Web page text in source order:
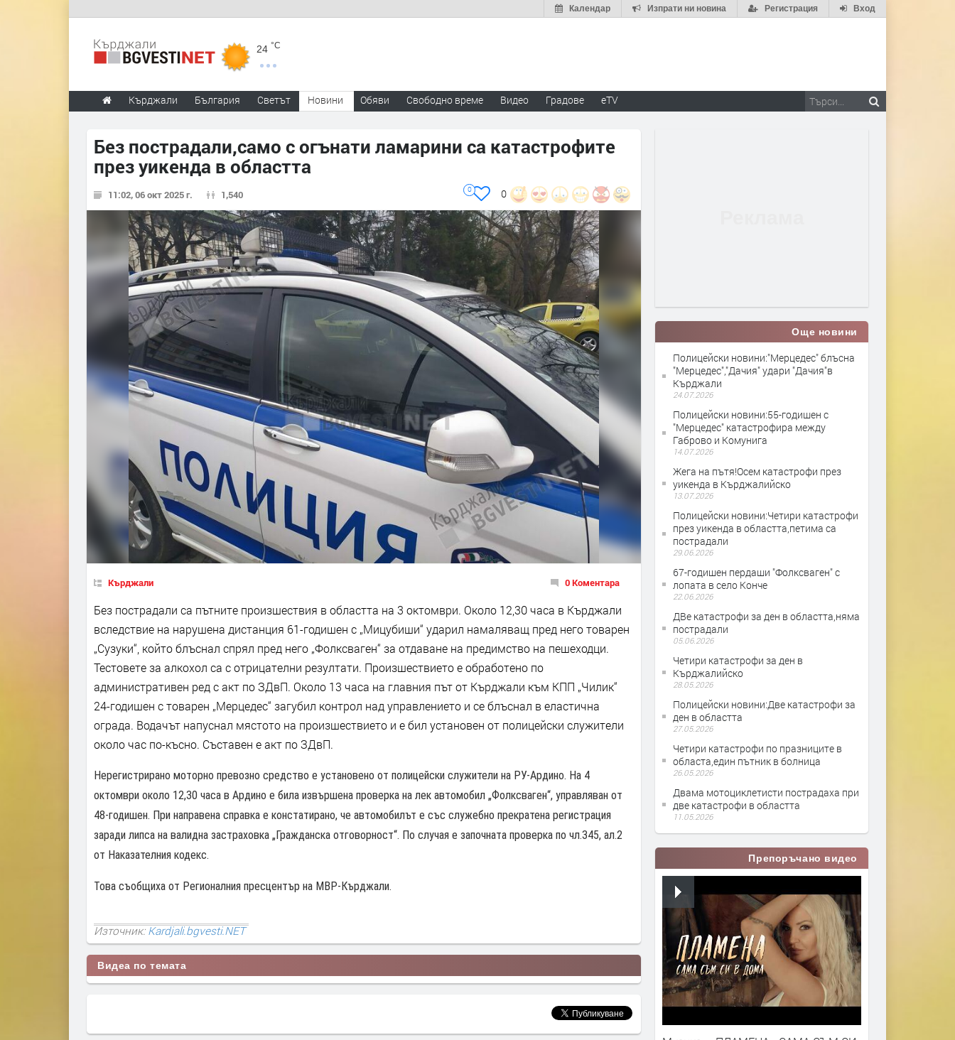
Вход
Регистрация
Изпрати ни новина
Календар
24 °C
Кърджали България Светът Новини Обяви Свободно време Видео Градове eTV
Без пострадали,само с огънати ламарини са катастрофите
през уикенда в областта
11:02, 06 окт 2025 г. 1,540 0
0
Кърджали 0 Коментара
Без пострадали са пътните произшествия в областта на 3 октомври. Около 12,30 часа в Кърджали
вследствие на нарушена дистанция 61-годишен с „Мицубиши“ ударил намаляващ пред него товарен
„Сузуки“, който блъснал спрял пред него „Фолксваген“ за отдаване на предимство на пешеходци.
Тестовете за алкохол са с отрицателни резултати. Произшествието е обработено по
административен ред с акт по ЗДвП. Около 13 часа на главния път от Кърджали към КПП „Чилик“
24-годишен с товарен „Мерцедес“ загубил контрол над управлението и се блъснал в еластична
ограда. Водачът напуснал мястото на произшествието и е бил установен от полицейски служители
около час по-късно. Съставен е акт по ЗДвП.
Нерегистрирано моторно превозно средство е установено от полицейски служители на РУ-Ардино. На 4
октомври около 12,30 часа в Ардино е била извършена проверка на лек автомобил „Фолксваген“, управляван от
48-годишен. При направена справка е констатирано, че автомобилът е със служебно прекратена регистрация
заради липса на валидна застраховка „Гражданска отговорност“. По случая е започната проверка по чл.345, ал.2
от Наказателния кодекс.
Това съобщиха от Регионалния пресцентър на МВР-Кърджали.
Източник:Kardjali.bgvesti.NET
Видеа по темата
Още новини
Полицейски новини:"Мерцедес" блъсна
"Мерцедес","Дачия" удари "Дачия"в
Кърджали
24.07.2026
Полицейски новини:55-годишен с
"Мерцедес" катастрофира между
Габрово и Комунига
14.07.2026
Жега на пътя!Осем катастрофи през
уикенда в Кърджалийско
13.07.2026
Полицейски новини:Четири катастрофи
през уикенда в областта,петима са
пострадали
29.06.2026
67-годишен пердаши "Фолксваген" с
лопата в село Конче
22.06.2026
ДВе катастрофи за ден в областта,няма
пострадали
05.06.2026
Четири катастрофи за ден в
Кърджалийско
28.05.2026
Полицейски новини:Две катастрофи за
ден в областта
27.05.2026
Четири катастрофи по празниците в
областа,един пътник в болница
26.05.2026
Двама мотоциклетисти пострадаха при
две катастрофи в областта
11.05.2026
Препоръчано видео